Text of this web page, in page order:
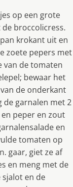
op een grote
broccolicress.
krokant uit en
zoete pepers met
van de tomaten
bewaar het
de onderkant
de garnalen met 2
peper en zout
en
tomaten op
gaar, giet ze af
en meng met de
sjalot en de